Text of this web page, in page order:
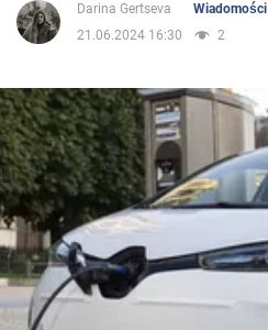
Życie
Polityka
Społeczeństwo
Wojna na Ukrainie
Świat
Darina Gertseva
Wiadomości
21.06.2024 16:30
2